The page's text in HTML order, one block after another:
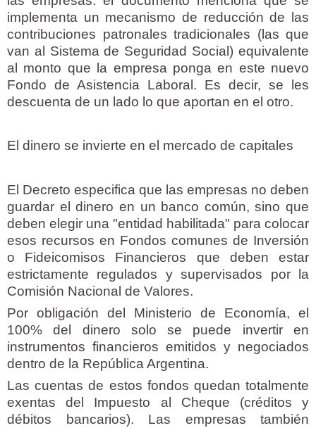
implementa un mecanismo de reducción de las
contribuciones patronales tradicionales (las que
van al Sistema de Seguridad Social) equivalente
al monto que la empresa ponga en este nuevo
Fondo de Asistencia Laboral. Es decir, se les
descuenta de un lado lo que aportan en el otro.
El dinero se invierte en el mercado de capitales
El Decreto especifica que las empresas no deben
guardar el dinero en un banco común, sino que
deben elegir una "entidad habilitada" para colocar
esos recursos en Fondos comunes de Inversión
o Fideicomisos Financieros que deben estar
estrictamente regulados y supervisados por la
Comisión Nacional de Valores.
Por obligación del Ministerio de Economía, el
100% del dinero solo se puede invertir en
instrumentos financieros emitidos y negociados
dentro de la República Argentina.
Las cuentas de estos fondos quedan totalmente
exentas del Impuesto al Cheque (créditos y
débitos bancarios). Las empresas también